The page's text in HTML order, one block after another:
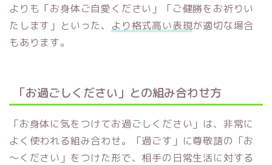
よりも「お身体ご自愛ください」「ご健勝をお祈りい
たします」といった、 より格式高い表現が適切な場合
もあります。
「お過ごしください」との組み合わせ方
「お身体に気をつけてお過ごしください」は、非常に
よく使われる組み合わせ。「過ごす」に尊敬語の「お
～ください」をつけた形で、相手の日常生活に対する